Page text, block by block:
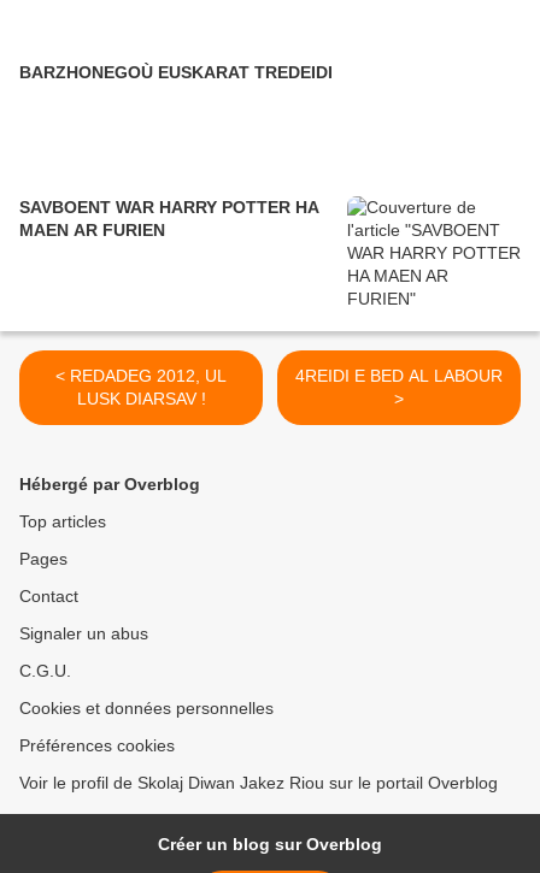
BARZHONEGOÙ EUSKARAT TREDEIDI
SAVBOENT WAR HARRY POTTER HA
MAEN AR FURIEN
< REDADEG 2012, UL
LUSK DIARSAV !
4REIDI E BED AL LABOUR
>
Hébergé par Overblog
Top articles
Pages
Contact
Signaler un abus
C.G.U.
Cookies et données personnelles
Préférences cookies
Voir le profil de Skolaj Diwan Jakez Riou sur le portail Overblog
Créer un blog sur Overblog